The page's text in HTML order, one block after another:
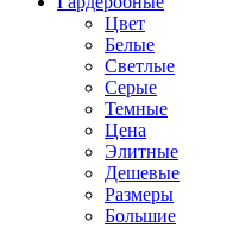
Цвет
Белые
Светлые
Серые
Темные
Цена
Элитные
Дешевые
Размеры
Большие